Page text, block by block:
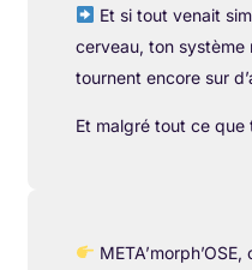
Et si tout venait
cerveau, ton système
tournent encore sur
Et malgré tout ce